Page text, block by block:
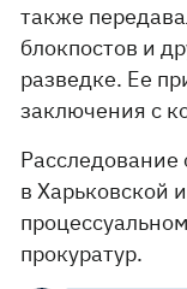
также
блокпостов и
разведке. Ее
заключения с
в Харьковской
прокуратур.